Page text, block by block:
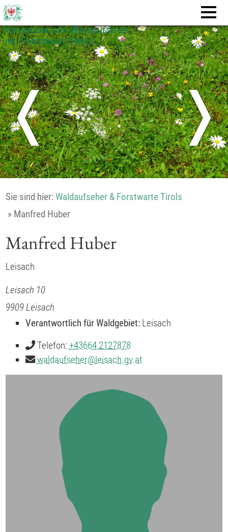
Vereinigung der Waldaufseher
und Forstwarte Tirols
❬ ❭
Sie sind hier:Waldaufseher & Forstwarte Tirols
» Manfred Huber
Manfred Huber
Leisach
Leisach 10
9909Leisach
Verantwortlich für Waldgebiet:Leisach
Telefon: +43664 2127878
waldaufseher@leisach.gv.at